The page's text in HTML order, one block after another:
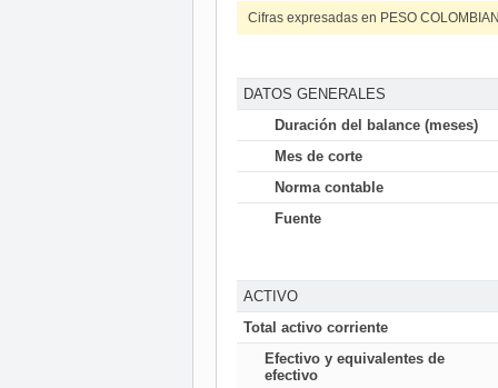
Cifras expresadas en PESO
DATOS GENERALES
Duración del balance (meses)
Mes de corte
Norma contable
Fuente
ACTIVO
Total activo corriente
Efectivo y equivalentes de
efectivo